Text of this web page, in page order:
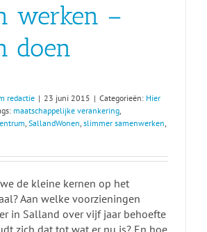
werken –
doen
redactie | 23 juni 2015 | Categorieën: Hier
maatschappelijke verankering
SallandWonen slimmer samenwerken
de kleine kernen op het
Aan welke voorzieningen
in Salland over vijf jaar behoefte
zich dat tot wat er nu is? En hoe